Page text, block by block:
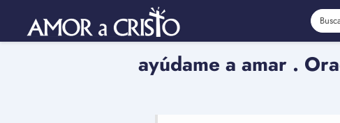
ayúdame a amar .